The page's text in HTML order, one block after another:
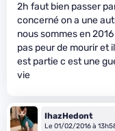
2h faut bien passer
concerné on a une
nous sommes en
pas peur de mourir et
est partie c est une
vie
IhazHedont
Le 01/02/2016 à